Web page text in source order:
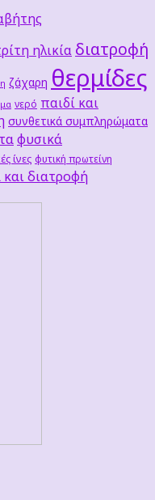
ηλικία διατροφή
ζάχαρη θερμίδες
νερό παιδί και
συνθετικά συμπληρώματα
φυσικά
ίνες φυτική πρωτείνη
διατροφή